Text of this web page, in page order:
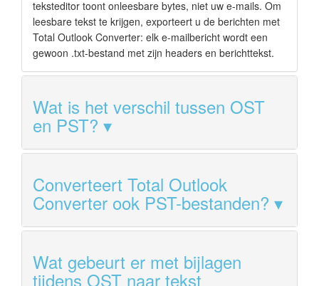
teksteditor toont onleesbare bytes, niet uw e-mails. Om
leesbare tekst te krijgen, exporteert u de berichten met
Total Outlook Converter: elk e-mailbericht wordt een
gewoon .txt-bestand met zijn headers en berichttekst.
Wat is het verschil tussen OST
en PST?
Converteert Total Outlook
Converter ook PST-bestanden?
Wat gebeurt er met bijlagen
tijdens OST naar tekst